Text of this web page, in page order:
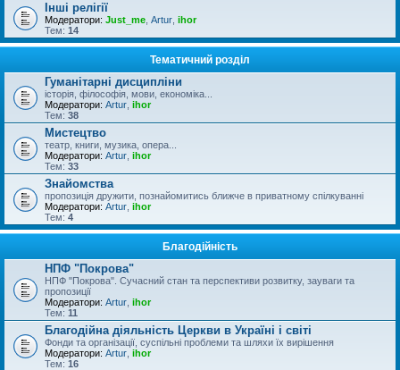
Інші релігії
Модератори: Just_me Artur ihor
Тем: 14
Тематичний розділ
Гуманітарні дисципліни
історія, філософія, мови, економіка...
Модератори: Artur ihor
Тем: 38
Мистецтво
театр, книги, музика, опера...
Модератори: Artur ihor
Тем: 33
Знайомства
пропозиція дружити, познайомитись ближче в приватному спілкуванні
Модератори: Artur ihor
Тем: 4
Благодійність
НПФ "Покрова"
НПФ "Покрова". Сучасний стан та перспективи розвитку, зауваги та
пропозиції
Модератори: Artur ihor
Тем: 11
Благодійна діяльність Церкви в Україні і світі
Фонди та організації, суспільні проблеми та шляхи їх вирішення
Модератори: Artur ihor
Тем: 16